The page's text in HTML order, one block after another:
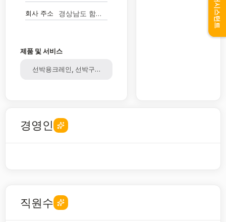
회사 주소 경상남도 함안군 군북면 석교천길 223 -
제품 및 서비스
선박용크레인, 선박구성부분품, 조선기자재, 배터리소재
경영인
직원수
어시스턴트